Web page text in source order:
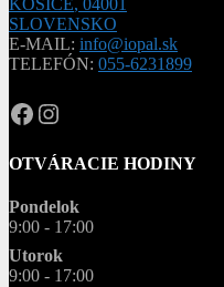
KOŠICE, 04001
SLOVENSKO
E-MAIL: info@iopal.sk
TELEFÓN: 055-6231899
OPAL.drahokamy
opal.drahokamy
OTVÁRACIE HODINY
Pondelok
9:00 - 17:00
Utorok
9:00 - 17:00